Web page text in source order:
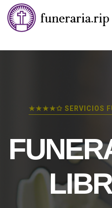
★★★★✩ SERVICIOS